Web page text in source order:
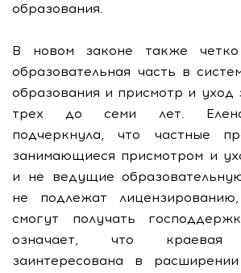
образования.
В новом законе также четко
образовательная часть в
образования и присмотр и
трех до семи лет. Елена
подчеркнула, что частные
занимающиеся присмотром и
и не ведущие
не подлежат
смогут получать
означает, что
заинтересована в